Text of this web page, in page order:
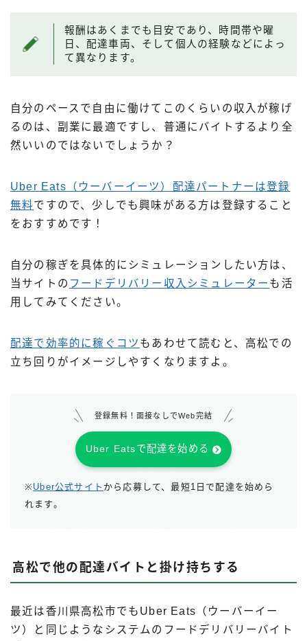
報酬はあくまでも目安であり、時間帯や曜
日、配達車両、そして個人の経験などによっ
て異なります。
自分のペースで自由に働けてこのくらいの収入が稼げ
るのは、副業に最適ですし、普通にバイトするより全
然いいのではないでしょうか？
Uber Eats（ウーバーイーツ）配達パートナーは登録
無料ですので、少しでも興味がある方は登録すること
をおすすめです！
自分の稼ぎを具体的にシミュレーションしたい方は、
当サイトの フードデリバリー収入シミュレーター も活
用してみてください。
配達で効率的に稼ぐコツ もあわせて読むと、高松での
立ち回りがイメージしやすくなりますよ。
登録無料！面接なしでWeb完結
Uber Eatsで配達を始める
※ Uber公式サイト から応募して、最短1日で配達を始めら
れます。
高松で他の配達バイトと掛け持ちする
最近は香川県高松市でもUber Eats（ウーバーイー
ツ）と同じようなシステムのフードデリバリーバイト